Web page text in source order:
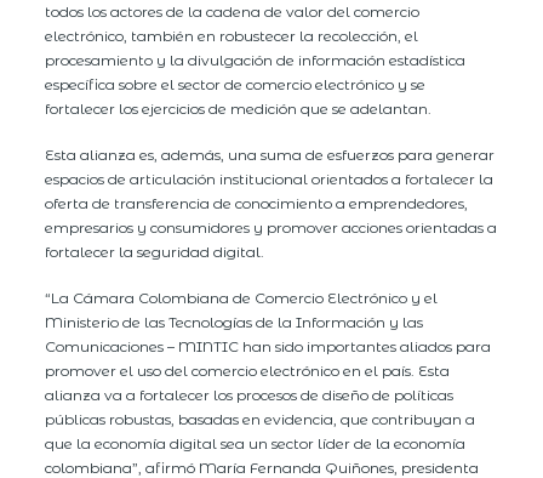
todos los actores de la cadena de valor del comercio
electrónico, también en robustecer la recolección, el
procesamiento y la divulgación de información estadística
específica sobre el sector de comercio electrónico y se
fortalecer los ejercicios de medición que se adelantan.
Esta alianza es, además, una suma de esfuerzos para generar
espacios de articulación institucional orientados a fortalecer la
oferta de transferencia de conocimiento a emprendedores,
empresarios y consumidores y promover acciones orientadas a
fortalecer la seguridad digital.
“La Cámara Colombiana de Comercio Electrónico y el
Ministerio de las Tecnologías de la Información y las
Comunicaciones – MINTIC han sido importantes aliados para
promover el uso del comercio electrónico en el país. Esta
alianza va a fortalecer los procesos de diseño de políticas
públicas robustas, basadas en evidencia, que contribuyan a
que la economía digital sea un sector líder de la economía
colombiana”, afirmó María Fernanda Quiñones, presidenta